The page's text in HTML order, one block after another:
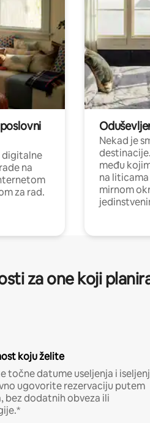
digitalne
na
za rad.
Nekad je
među
na
mirnom
za one koji
koju želite
točne datume useljenja i
ugovorite rezervaciju putem
bez dodatnih obveza ili